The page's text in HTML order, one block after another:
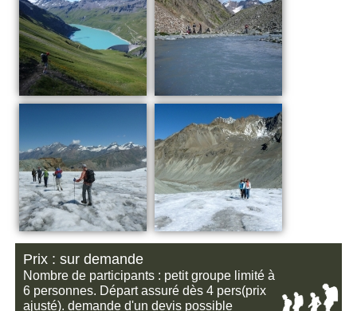
Prix : sur demande
Nombre de participants : petit groupe limité à
6 personnes. Départ assuré dès 4 pers(prix
ajusté). demande d'un devis possible